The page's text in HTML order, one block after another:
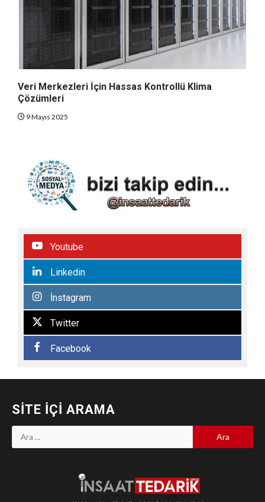
Veri Merkezleri İçin Hassas Kontrollü Klima
Çözümleri
9 Mayıs 2025
Youtube
Linkedin
İnstagram
Twitter
Facebook
SITE İÇI ARAMA
Arama: